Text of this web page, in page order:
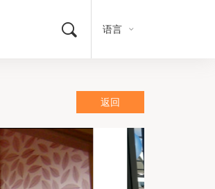
语言
返回